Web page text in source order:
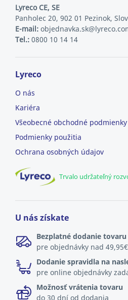
Lyreco CE, SE
Panholec 20, 902 01 Pezinok,
E-mail:
Tel.: 0800 10 14 14
Lyreco
O nás
Kariéra
Všeobecné obchodné podmienky
Podmienky použitia
Ochrana osobných údajov
Trvalo udržateľný
U nás získate
Bezplatné dodanie tovaru
pre objednávky nad 49,95€
Dodanie spravidla na
pre online objednávky
Možnosť vrátenia tovaru
do 30 dní od dodania